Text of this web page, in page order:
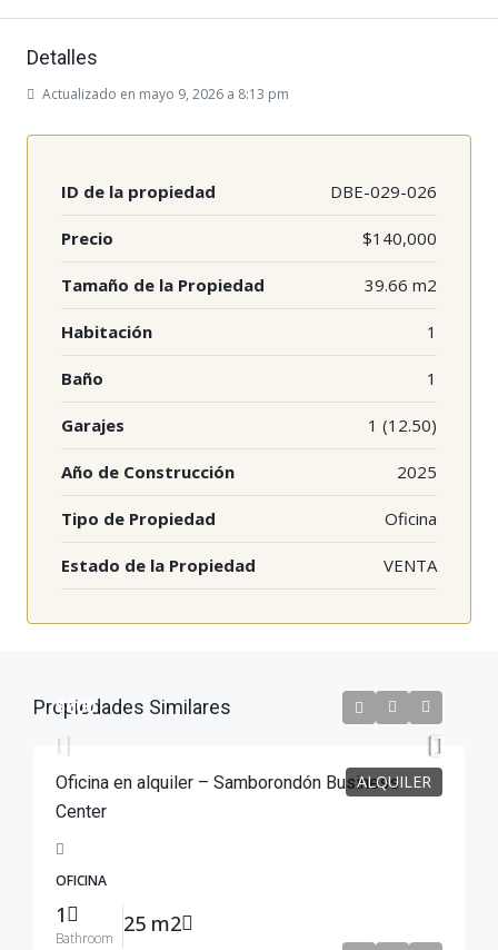
Detalles
Actualizado en mayo 9, 2026 a 8:13 pm
ID de la propiedad DBE-029-026
Precio $140,000
Tamaño de la Propiedad 39.66 m2
Habitación 1
Baño 1
Garajes 1 (12.50)
Año de Construcción 2025
Tipo de Propiedad Oficina
Estado de la Propiedad VENTA
Propiedades Similares
ALQUILER
$600
Oficina en alquiler – Samborondón Business
Center
OFICINA
1
Bathroom
25 m2